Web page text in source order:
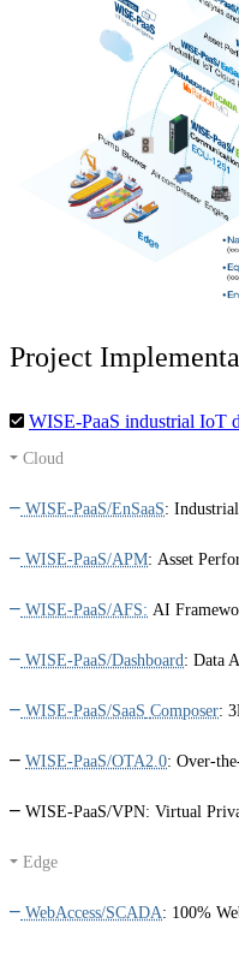
Project
WISE-PaaS industrial IoT
Cloud
WISE-PaaS/EnSaaS:
WISE-PaaS/APM: Asset
WISE-PaaS/AFS: AI
WISE-PaaS/Dashboard: Data
WISE-PaaS/SaaS Composer:
WISE-PaaS/OTA2.0: Over-
WISE-PaaS/VPN: Virtual
Edge
WebAccess/SCADA: 100%